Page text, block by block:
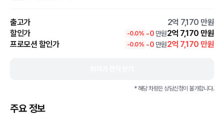
출고가 2억 7,170 만원
할인가
-0.0% -0 만원2억 7,170 만원
프로모션 할인가
-0.0% -0 만원2억 7,170 만원
* 해당 차량은 상담신청이 불가합니다.
주요 정보